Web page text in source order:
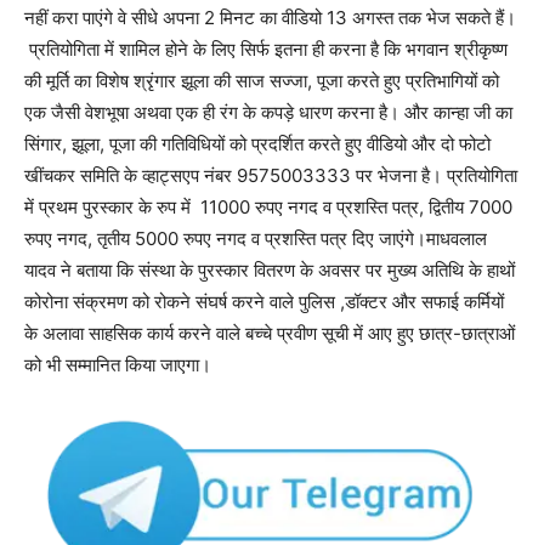
नहीं करा पाएंगे वे सीधे अपना 2 मिनट का वीडियो 13 अगस्त तक भेज सकते हैं।
प्रतियोगिता में शामिल होने के लिए सिर्फ इतना ही करना है कि भगवान श्रीकृष्ण
की मूर्ति का विशेष श्रृंगार झूला की साज सज्जा, पूजा करते हुए प्रतिभागियों को
एक जैसी वेशभूषा अथवा एक ही रंग के कपड़े धारण करना है। और कान्हा जी का
सिंगार, झूला, पूजा की गतिविधियों को प्रदर्शित करते हुए वीडियो और दो फोटो
खींचकर समिति के व्हाट्सएप नंबर 9575003333 पर भेजना है। प्रतियोगिता
में प्रथम पुरस्कार के रुप में 11000 रुपए नगद व प्रशस्ति पत्र, द्वितीय 7000
रुपए नगद, तृतीय 5000 रुपए नगद व प्रशस्ति पत्र दिए जाएंगे।माधवलाल
यादव ने बताया कि संस्था के पुरस्कार वितरण के अवसर पर मुख्य अतिथि के हाथों
कोरोना संक्रमण को रोकने संघर्ष करने वाले पुलिस ,डॉक्टर और सफाई कर्मियों
के अलावा साहसिक कार्य करने वाले बच्चे प्रवीण सूची में आए हुए छात्र-छात्राओं
को भी सम्मानित किया जाएगा।